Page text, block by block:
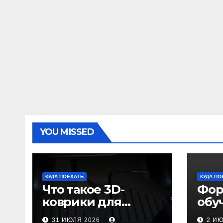
YOU MISSED
КУДА ПОЕХАТЬ
Что такое 3D-
коврики для
автомобиля и
31 ИЮЛЯ 2026
КУДА
2